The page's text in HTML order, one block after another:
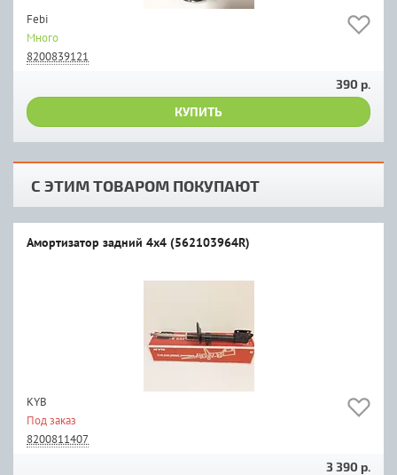
Febi
Много
8200839121
390 р.
КУПИТЬ
С ЭТИМ ТОВАРОМ ПОКУПАЮТ
Амортизатор задний 4х4 (562103964R)
KYB
Под заказ
8200811407
3 390 р.